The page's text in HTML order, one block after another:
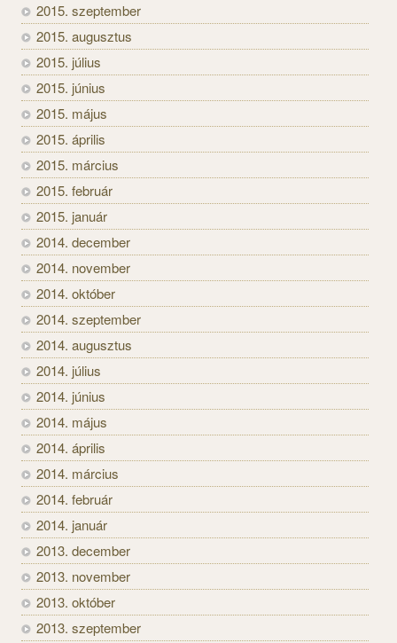
2015. szeptember
2015. augusztus
2015. július
2015. június
2015. május
2015. április
2015. március
2015. február
2015. január
2014. december
2014. november
2014. október
2014. szeptember
2014. augusztus
2014. július
2014. június
2014. május
2014. április
2014. március
2014. február
2014. január
2013. december
2013. november
2013. október
2013. szeptember